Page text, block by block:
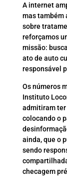
A internet
mas também
sobre
reforçamos
missão:
ato de auto
responsável
Os números
Instituto
admitiram
colocando o
ainda, que o
sendo
checagem